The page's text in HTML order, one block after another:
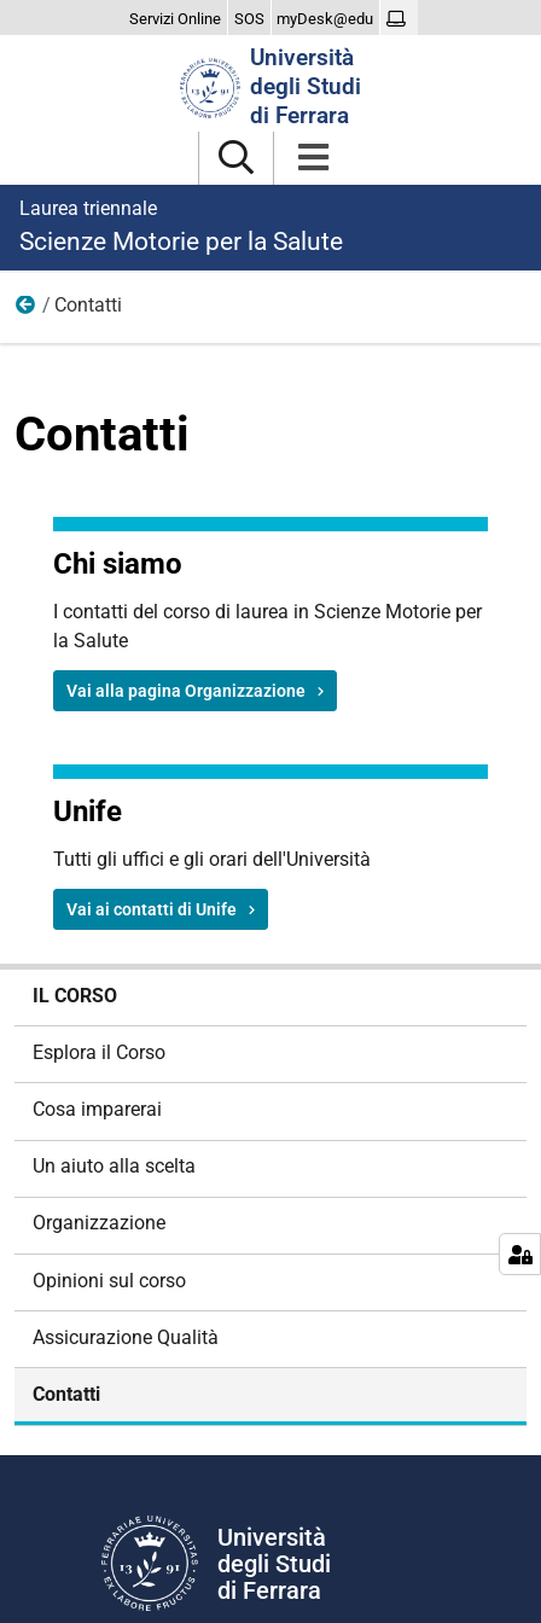
Servizi Online SOS myDesk@edu
Università
degli Studi
di Ferrara
Laurea triennale
Scienze Motorie per la Salute
Il Corso
Contatti
Contatti
Chi siamo
I contatti del corso di laurea in Scienze Motorie per
la Salute
Vai alla pagina Organizzazione
Unife
Tutti gli uffici e gli orari dell'Università
Vai ai contatti di Unife
IL CORSO
Esplora il Corso
Cosa imparerai
Un aiuto alla scelta
Organizzazione
Opinioni sul corso
Assicurazione Qualità
Contatti
Università
degli Studi
di Ferrara